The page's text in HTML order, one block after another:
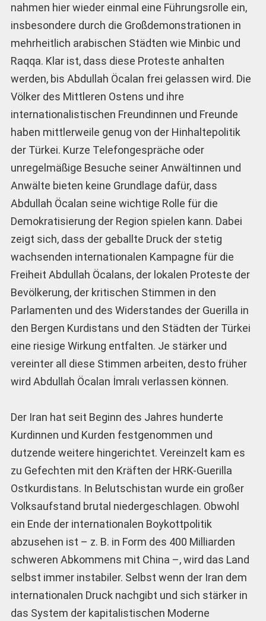
nahmen hier wieder einmal eine Führungsrolle ein,
insbesondere durch die Großdemonstrationen in
mehrheitlich arabischen Städten wie Minbic und
Raqqa. Klar ist, dass diese Proteste anhalten
werden, bis Abdullah Öcalan frei gelassen wird. Die
Völker des Mittleren Ostens und ihre
internationalistischen Freundinnen und Freunde
haben mittlerweile genug von der Hinhaltepolitik
der Türkei. Kurze Telefongespräche oder
unregelmäßige Besuche seiner Anwältinnen und
Anwälte bieten keine Grundlage dafür, dass
Abdullah Öcalan seine wichtige Rolle für die
Demokratisierung der Region spielen kann. Dabei
zeigt sich, dass der geballte Druck der stetig
wachsenden internationalen Kampagne für die
Freiheit Abdullah Öcalans, der lokalen Proteste der
Bevölkerung, der kritischen Stimmen in den
Parlamenten und des Widerstandes der Guerilla in
den Bergen Kurdistans und den Städten der Türkei
eine riesige Wirkung entfalten. Je stärker und
vereinter all diese Stimmen arbeiten, desto früher
wird Abdullah Öcalan İmralı verlassen können.
Der Iran hat seit Beginn des Jahres hunderte
Kurdinnen und Kurden festgenommen und
dutzende weitere hingerichtet. Vereinzelt kam es
zu Gefechten mit den Kräften der HRK-Guerilla
Ostkurdistans. In Belutschistan wurde ein großer
Volksaufstand brutal niedergeschlagen. Obwohl
ein Ende der internationalen Boykottpolitik
abzusehen ist – z. B. in Form des 400 Milliarden
schweren Abkommens mit China –, wird das Land
selbst immer instabiler. Selbst wenn der Iran dem
internationalen Druck nachgibt und sich stärker in
das System der kapitalistischen Moderne